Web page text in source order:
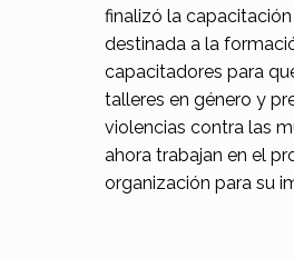
finalizó la
destinada a la
capacitadores para
talleres en género y
violencias contra las
ahora trabajan en el
organización para su